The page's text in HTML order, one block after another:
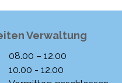
Verwaltung
Morgen Nachmittag
08.00 – 12.00
10.00 - 12.00